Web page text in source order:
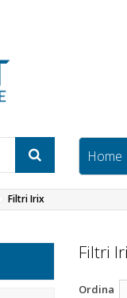
Home
Filtri Irix
Filtri
Ordina